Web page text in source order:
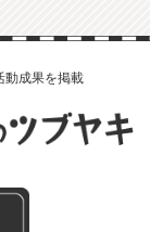
動成果を掲載